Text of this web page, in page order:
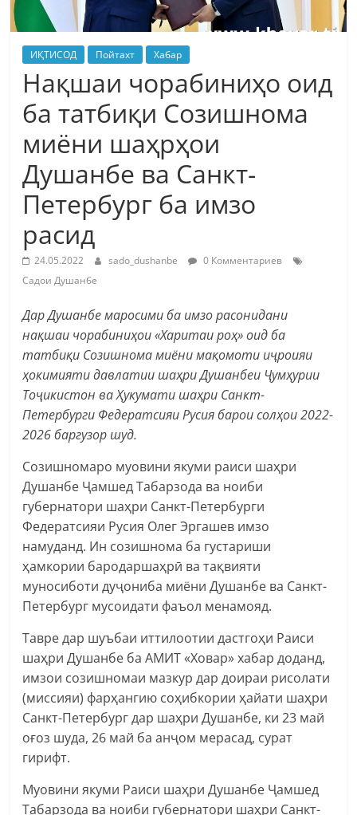
ИҚТИСОД Пойтахт Хабар
Нақшаи чорабиниҳо оид
ба татбиқи Созишнома
миёни шаҳрҳои
Душанбе ва Санкт-
Петербург ба имзо
расид
24.05.2022 sado_dushanbe
0 Комментариев
Садои Душанбе
Дар Душанбе маросими ба имзо расонидани
нақшаи чорабиниҳои «Харитаи роҳ» оид ба
татбиқи Созишнома миёни мақомоти иҷроияи
ҳокимияти давлатии шаҳри Душанбеи Ҷумҳурии
Тоҷикистон ва Ҳукумати шаҳри Санкт-
Петербурги Федератсияи Русия барои солҳои 2022-
2026 баргузор шуд.
Созишномаро муовини якуми раиси шаҳри
Душанбе Ҷамшед Табарзода ва ноиби
губернатори шаҳри Санкт-Петербурги
Федератсияи Русия Олег Эргашев имзо
намуданд. Ин созишнома ба густариши
ҳамкории бародаршаҳрӣ ва тақвияти
муносиботи дуҷониба миёни Душанбе ва Санкт-
Петербург мусоидати фаъол менамояд.
Тавре дар шуъбаи иттилоотии дастгоҳи Раиси
шаҳри Душанбе ба АМИТ «Ховар» хабар доданд,
имзои созишномаи мазкур дар доираи рисолати
(миссияи) фарҳангию соҳибкории ҳайати шаҳри
Санкт-Петербург дар шаҳри Душанбе, ки 23 май
оғоз шуда, 26 май ба анҷом мерасад, сурат
гирифт.
Муовини якуми Раиси шаҳри Душанбе Ҷамшед
Табарзода ва ноиби губернатори шаҳри Санкт-